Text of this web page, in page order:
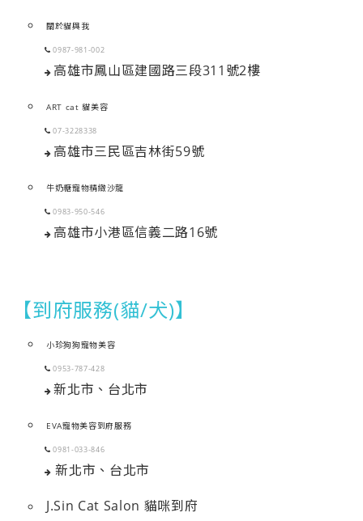
關於貓與我
0987-981-002
高雄市鳳山區建國路三段311號2樓
ART cat 貓美容
07-3228338
高雄市三民區吉林街59號
牛奶糖寵物精緻沙龍
0983-950-546
高雄市小港區信義二路16號
【到府服務(貓/犬)】
小珍狗狗寵物美容
0953-787-428
新北市、台北市
EVA寵物美容到府服務
0981-033-846
新北市、台北市
J.Sin Cat Salon 貓咪到府